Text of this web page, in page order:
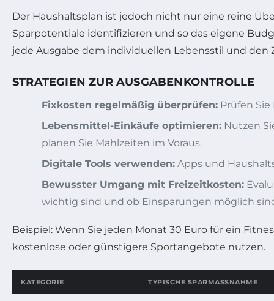
Der Haushaltsplan ist jedoch nicht nur eine reine
Sparpotentiale identifizieren und so das eigene
jede Ausgabe dem individuellen Lebensstil und den
STRATEGIEN ZUR AUSGABENKONTROLLE
Fixkosten regelmäßig überprüfen: Prüfen
Lebensmittel-Einkäufe optimieren: Nutzen
planen Sie Mahlzeiten im Voraus.
Digitale Tools verwenden: Apps und
Bewusster Umgang mit Freizeitkosten:
wichtig sind und ob Einsparungen möglich
Beispiel: Wenn Sie jeden Monat 30 Euro für ein
kostenlose oder günstigere Sportangebote nutzen.
KATEGORIE TYPISCHE SPARMASSNAHME